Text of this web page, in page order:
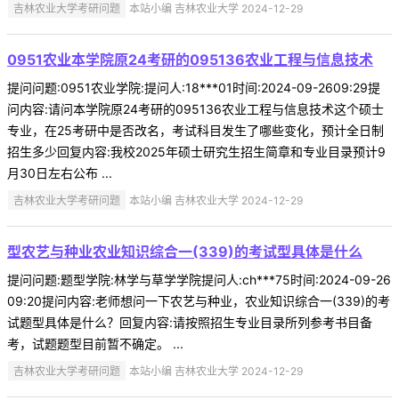
吉林农业大学考研问题 本站小编 吉林农业大学 2024-12-29
0951农业本学院原24考研的095136农业工程与信息技术
提问问题:0951农业学院:提问人:18***01时间:2024-09-2609:29提
问内容:请问本学院原24考研的095136农业工程与信息技术这个硕士
专业，在25考研中是否改名，考试科目发生了哪些变化，预计全日制
招生多少回复内容:我校2025年硕士研究生招生简章和专业目录预计9
月30日左右公布 ...
吉林农业大学考研问题 本站小编 吉林农业大学 2024-12-29
型农艺与种业农业知识综合一(339)的考试型具体是什么
提问问题:题型学院:林学与草学学院提问人:ch***75时间:2024-09-26
09:20提问内容:老师想问一下农艺与种业，农业知识综合一(339)的考
试题型具体是什么？回复内容:请按照招生专业目录所列参考书目备
考，试题题型目前暂不确定。 ...
吉林农业大学考研问题 本站小编 吉林农业大学 2024-12-29